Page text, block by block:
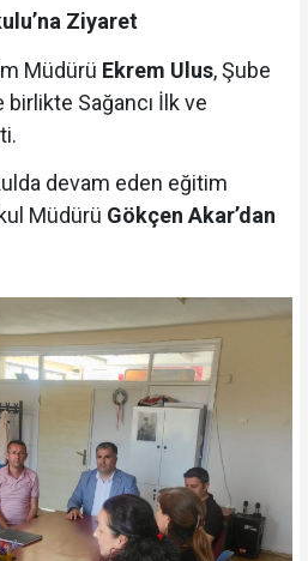
Ziyaret
Müdürü Ekrem Ulus, Şube
birlikte Sağancı İlk ve
devam eden eğitim
Müdürü Gökçen Akar’dan